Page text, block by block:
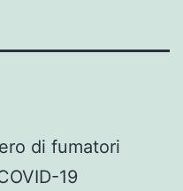
di fumatori
19